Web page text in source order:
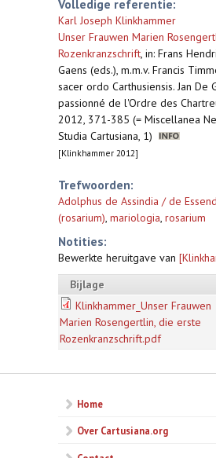
Volledige referentie:
Karl Joseph Klinkhammer
Unser Frauwen Marien
Rozenkranzschrift, in: Frans
Gaens (eds.), m.m.v. Francis
sacer ordo Carthusiensis. Jan De
passionné de l'Ordre des
2012, 371-385 (= Miscellanea
Studia Cartusiana, 1)
[Klinkhammer 2012]
Trefwoorden:
Adolphus de Assindia / de
(rosarium), mariologia, rosarium
Notities:
Bewerkte heruitgave van
Bijlage
Klinkhammer_Unser Frauwen
Marien Rosengertlin, die erste
Rozenkranzschrift.pdf
Home
Over Cartusiana.org